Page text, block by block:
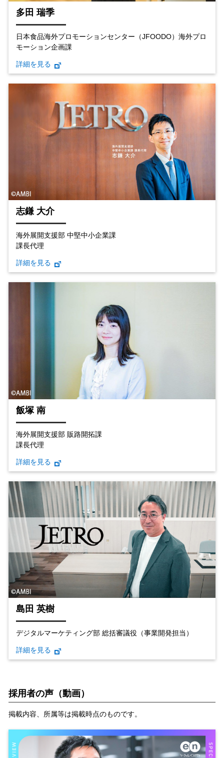
多田 瑞季
日本食品海外プロモーションセンター（JFOODO）海外プロ
モーション企画課
詳細を見る
志鎌 大介
海外展開支援部 中堅中小企業課
課長代理
詳細を見る
飯塚 南
海外展開支援部 販路開拓課
課長代理
詳細を見る
島田 英樹
デジタルマーケティング部 総括審議役（事業開発担当）
詳細を見る
採用者の声（動画）
掲載内容、所属等は掲載時点のものです。